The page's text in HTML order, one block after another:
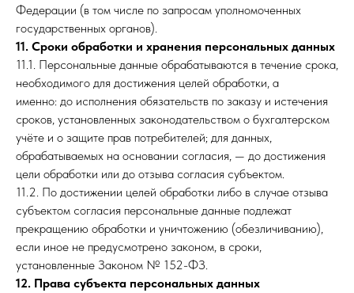
Федерации (в том числе по запросам уполномоченных
государственных органов).
11. Сроки обработки и хранения персональных данных
11.1. Персональные данные обрабатываются в течение срока,
необходимого для достижения целей обработки, а
именно: до исполнения обязательств по заказу и истечения
сроков, установленных законодательством о бухгалтерском
учёте и о защите прав потребителей; для данных,
обрабатываемых на основании согласия, — до достижения
цели обработки или до отзыва согласия субъектом.
11.2. По достижении целей обработки либо в случае отзыва
субъектом согласия персональные данные подлежат
прекращению обработки и уничтожению (обезличиванию),
если иное не предусмотрено законом, в сроки,
установленные Законом № 152-ФЗ.
12. Права субъекта персональных данных